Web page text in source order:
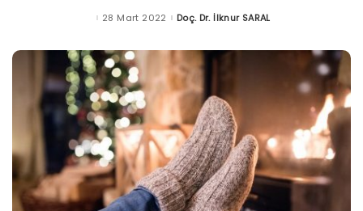
28 Mart 2022 Posted
Doç. Dr. İlknur SARAL